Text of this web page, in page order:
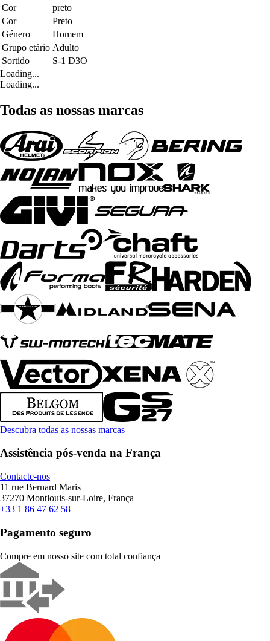
Cor
preto
Cor
Preto
Género
Homem
Grupo etário Adulto
Sortido
S-1 D3O
Loading...
Loading...
Todas as nossas marcas
Descubra todas as nossas marcas
Assistência pós-venda na França
Contacte-nos
11 rue Bernard Maris
37270 Montlouis-sur-Loire, França
+33 1 86 47 62 58
Pagamento seguro
Compre em nosso site com total confiança